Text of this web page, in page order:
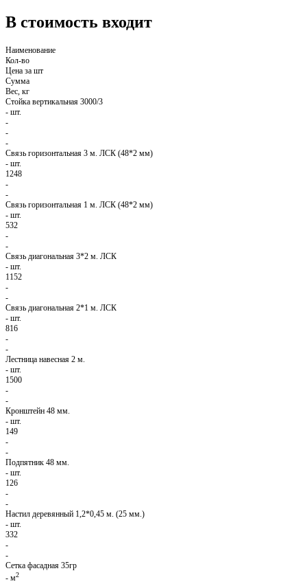
В стоимость входит
Наименование
Кол-во
Цена за шт
Сумма
Вес, кг
Стойка вертикальная 3000/3
- шт.
-
-
-
Связь горизонтальная 3 м. ЛСК (48*2 мм)
- шт.
1248
-
-
Связь горизонтальная 1 м. ЛСК (48*2 мм)
- шт.
532
-
-
Связь диагональная 3*2 м. ЛСК
- шт.
1152
-
-
Связь диагональная 2*1 м. ЛСК
- шт.
816
-
-
Лестница навесная 2 м.
- шт.
1500
-
-
Кронштейн 48 мм.
- шт.
149
-
-
Подпятник 48 мм.
- шт.
126
-
-
Настил деревянный 1,2*0,45 м. (25 мм.)
- шт.
332
-
-
Сетка фасадная 35гр
- м2